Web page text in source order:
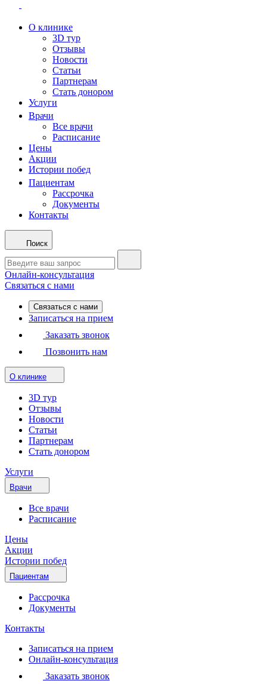
О клинике
3D тур
Отзывы
Новости
Статьи
Партнерам
Стать донором
Услуги
Врачи
Все врачи
Расписание
Цены
Акции
Истории побед
Пациентам
Рассрочка
Документы
Контакты
Поиск
Онлайн-консультация
Связаться с нами
Связаться с нами
Записаться на прием
Заказать звонок
Позвонить нам
О клинике
3D тур
Отзывы
Новости
Статьи
Партнерам
Стать донором
Услуги
Врачи
Все врачи
Расписание
Цены
Акции
Истории побед
Пациентам
Рассрочка
Документы
Контакты
Записаться на прием
Онлайн-консультация
Заказать звонок